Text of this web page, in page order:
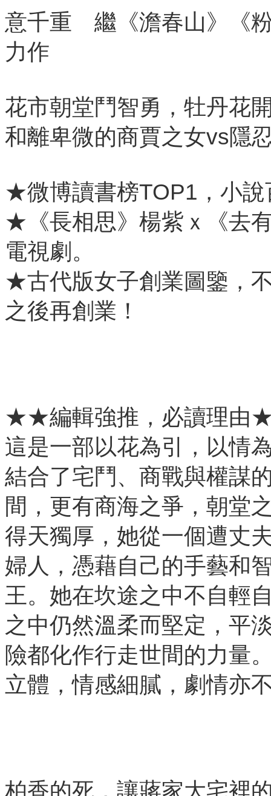
意千重 繼《澹春山》《
力作
花市朝堂鬥智勇，牡丹花
和離卑微的商賈之女vs隱
★微博讀書榜TOP1，小
★《長相思》楊紫ｘ《去
電視劇。
★古代版女子創業圖鑒，
之後再創業！
★★編輯強推，必讀理
這是一部以花為引，以情
結合了宅鬥、商戰與權謀
間，更有商海之爭，朝堂
得天獨厚，她從一個遭丈
婦人，憑藉自己的手藝和
王。她在坎途之中不自輕
之中仍然溫柔而堅定，平
險都化作行走世間的力量
立體，情感細膩，劇情亦
柏香的死，讓蔣家大宅裡